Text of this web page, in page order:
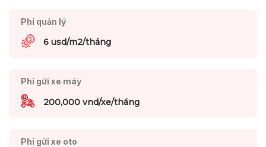
Phí quản lý
6 usd/m2/tháng
Phí gửi xe máy
200,000 vnd/xe/tháng
Phí gửi xe oto